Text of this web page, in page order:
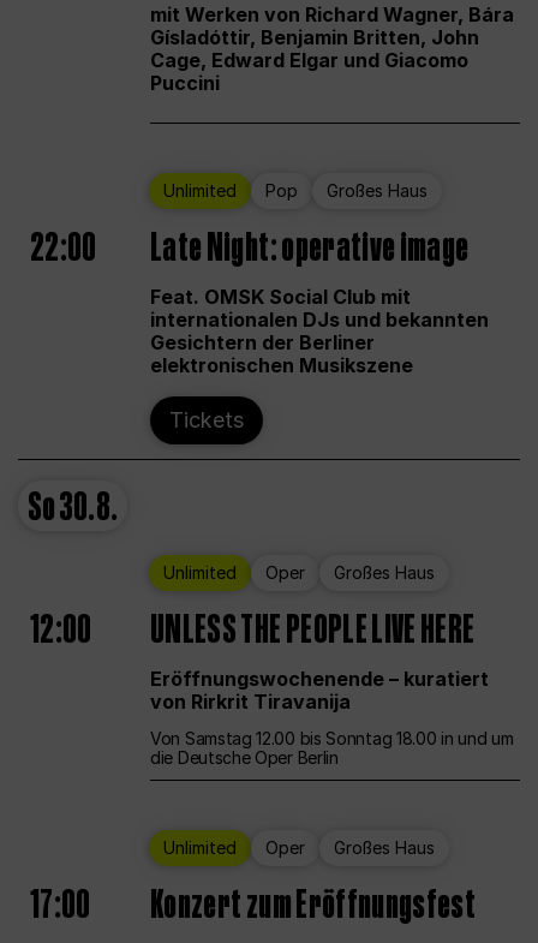
mit Werken von Richard Wagner, Bára
Gísladóttir, Benjamin Britten, John
Cage, Edward Elgar und Giacomo
Puccini
Unlimited Pop Großes Haus
22:00 Late Night: operative image
Feat. OMSK Social Club mit
internationalen DJs und bekannten
Gesichtern der Berliner
elektronischen Musikszene
Tickets
So30.8.
Unlimited Oper Großes Haus
12:00 UNLESS THE PEOPLE LIVE HERE
Eröffnungswochenende – kuratiert
von Rirkrit Tiravanija
Von Samstag 12.00 bis Sonntag 18.00 in und um
die Deutsche Oper Berlin
Unlimited Oper Großes Haus
17:00 Konzert zum Eröffnungsfest